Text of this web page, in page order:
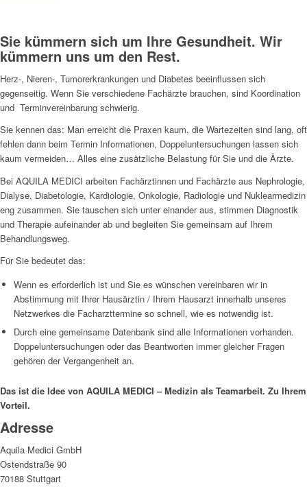
Sie kümmern sich um Ihre Gesundheit. Wir
kümmern uns um den Rest.
Herz-, Nieren-, Tumorerkrankungen und Diabetes beeinflussen sich
gegenseitig. Wenn Sie verschiedene Fachärzte brauchen, sind Koordination
und Terminvereinbarung schwierig.
Sie kennen das: Man erreicht die Praxen kaum, die Wartezeiten sind lang, oft
fehlen dann beim Termin Informationen, Doppeluntersuchungen lassen sich
kaum vermeiden… Alles eine zusätzliche Belastung für Sie und die Ärzte.
Bei AQUILA MEDICI arbeiten Fachärztinnen und Fachärzte aus Nephrologie,
Dialyse, Diabetologie, Kardiologie, Onkologie, Radiologie und Nuklearmedizin
eng zusammen. Sie tauschen sich unter einander aus, stimmen Diagnostik
und Therapie aufeinander ab und begleiten Sie gemeinsam auf Ihrem
Behandlungsweg.
Für Sie bedeutet das:
Wenn es erforderlich ist und Sie es wünschen vereinbaren wir in
Abstimmung mit Ihrer Hausärztin / Ihrem Hausarzt innerhalb unseres
Netzwerkes die Facharzttermine so schnell, wie es notwendig ist.
Durch eine gemeinsame Datenbank sind alle Informationen vorhanden.
Doppeluntersuchungen oder das Beantworten immer gleicher Fragen
gehören der Vergangenheit an.
Das ist die Idee von AQUILA MEDICI – Medizin als Teamarbeit. Zu Ihrem
Vorteil.
Adresse
Aquila Medici GmbH
Ostendstraße 90
70188 Stuttgart